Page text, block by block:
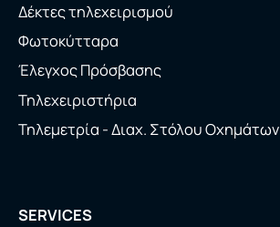
Δέκτες τηλεχειρισμού
Φωτοκύτταρα
Έλεγχος Πρόσβασης
Τηλεχειριστήρια
Τηλεμετρία - Διαχ. Στόλου Οχημάτων
SERVICES